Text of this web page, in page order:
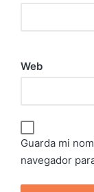
Web
Guarda mi
navegador